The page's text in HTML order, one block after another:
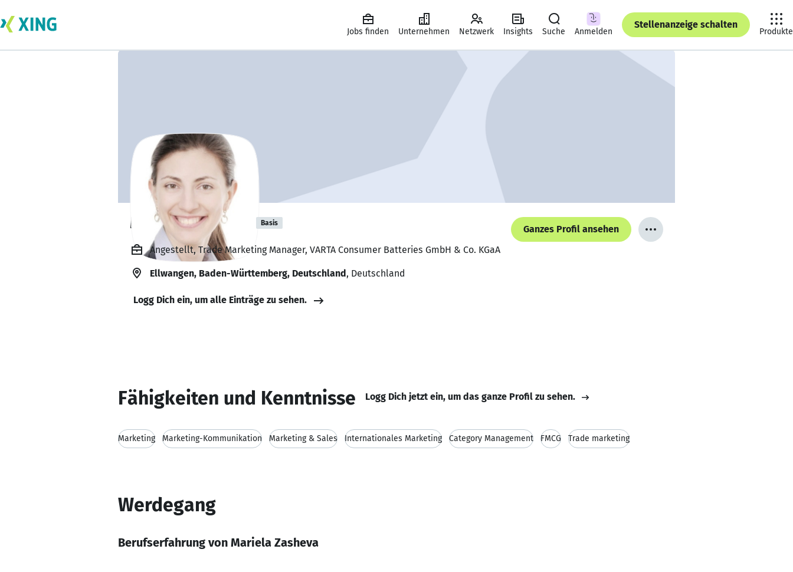
Jobs finden Unternehmen Netzwerk Insights Suche Anmelden
Stellenanzeige schalten
Produkte
Mariela Zasheva Basis
Ganzes Profil ansehen
Angestellt, Trade Marketing Manager, VARTA Consumer Batteries GmbH & Co. KGaA
Ellwangen, Baden-Württemberg, Deutschland, Deutschland
Logg Dich ein, um alle Einträge zu sehen.
Fähigkeiten und Kenntnisse Logg Dich jetzt ein, um das ganze Profil zu sehen.
Marketing Marketing-Kommunikation Marketing & Sales Internationales Marketing Category Management FMCG Trade marketing
Werdegang
Berufserfahrung von Mariela Zasheva